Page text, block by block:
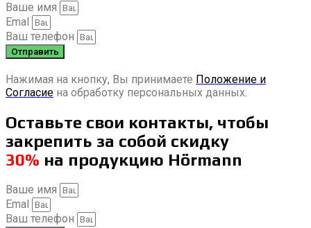
Ваше имя
Emal
Ваш телефон
Отправить
Нажимая на кнопку, Вы принимаете Положение и
Согласие на обработку персональных данных.
Оставьте свои контакты, чтобы
закрепить за собой скидку
30% на продукцию Hörmann
Ваше имя
Emal
Ваш телефон